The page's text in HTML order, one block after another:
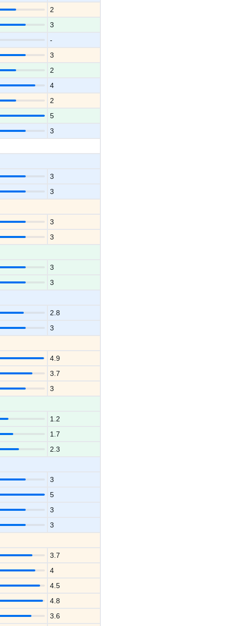
2
3
-
3
2
4
2
5
3
3
3
3
3
3
3
2.8
3
4.9
3.7
3
1.2
1.7
2.3
3
5
3
3
3.7
4
4.5
4.8
3.6